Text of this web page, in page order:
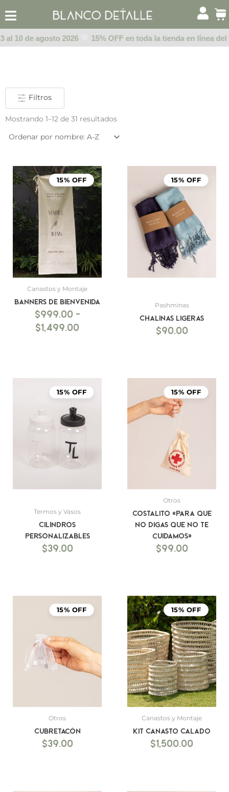
al
contenido
10 de agosto 2026 15% OFF en toda la tienda en línea del
Filtros
Mostrando 1–12 de 31 resultados
15% OFF
Canastos y Montaje
BANNERS DE BIENVENIDA
$999.00 -
$1,499.00
Rango
de
precios:
desde
$999.00
hasta
$1,499.00
15% OFF
Pashminas
Chalinas ligeras
$90.00
15% OFF
Termos y Vasos
Cilindros
Personalizables
$39.00
15% OFF
Otros
Costalito «Para que
no digas que no te
cuidamos»
$99.00
15% OFF
Otros
Cubretacón
$39.00
15% OFF
Canastos y Montaje
Kit Canasto Calado
$1,500.00